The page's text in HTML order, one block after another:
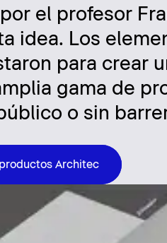
el profesor
idea. Los
para crear
gama de
o sin
Architec